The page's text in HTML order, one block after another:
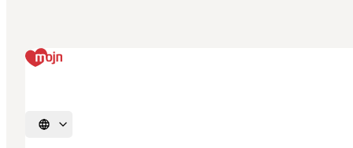
Vælg sprog